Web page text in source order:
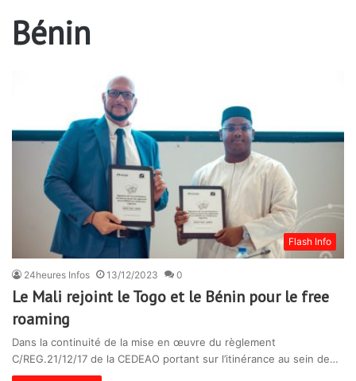
Bénin
Flash Info
24heures Infos 13/12/2023 0
Le Mali rejoint le Togo et le Bénin pour le free
roaming
Dans la continuité de la mise en œuvre du règlement
C/REG.21/12/17 de la CEDEAO portant sur l’itinérance au sein de…